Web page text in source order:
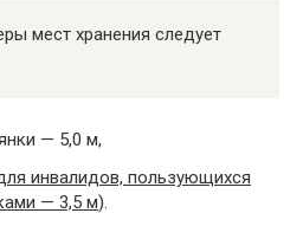
мест хранения следует
— 5,0 м,
инвалидов, пользующихся
— 3,5 м).